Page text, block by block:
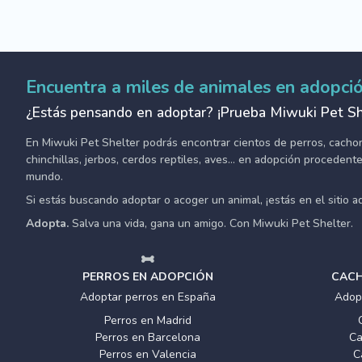
Encuentra a miles de animales en
¿Estás pensando en adoptar? ¡Prueba Miwuki Pet
En Miwuki Pet Shelter podrás encontrar cientos de perros,
chinchillas, jerbos, cerdos reptiles, aves... en adopción
mundo.
Si estás buscando adoptar o acoger un animal, ¡estás en el sitio
Adopta. Salva una vida, gana un amigo. Con Miwuki Pet Shelter.
PERROS EN ADOPCIÓN
Adoptar perros en España
Perros en Madrid
Perros en Barcelona
Perros en Valencia